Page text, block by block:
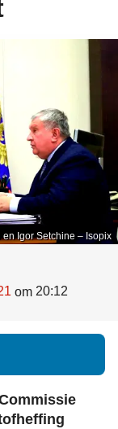
Igor Setchine – Isopix
om 20:12